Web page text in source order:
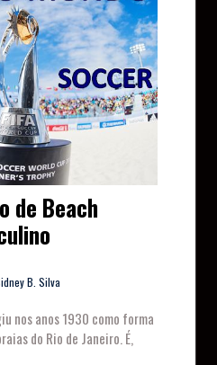
de Beach
B. Silva
nos anos 1930 como forma
do Rio de Janeiro. É,